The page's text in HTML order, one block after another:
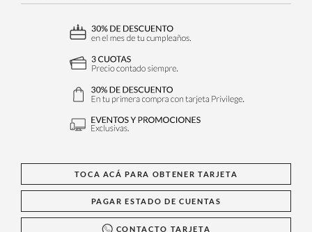
TOCA ACÁ PARA OBTENER TARJETA
PAGAR ESTADO DE CUENTAS
CONTACTO TARJETA